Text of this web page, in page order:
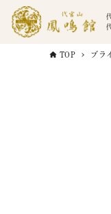
TOP ブラ